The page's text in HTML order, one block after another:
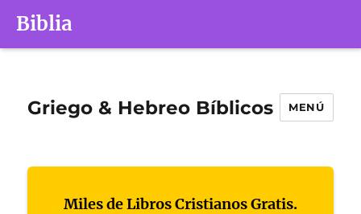
Biblia
Griego & Hebreo Bíblicos MENÚ
Miles de Libros Cristianos Gratis.